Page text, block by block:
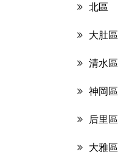
北區
大肚區
清水區
神岡區
后里區
大雅區